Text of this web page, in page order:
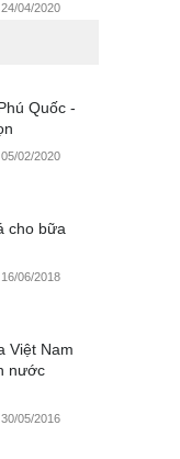
24/04/2020
25/04/2020
vinh
Quốc -
05/02/2020
cho bữa
16/06/2018
Việt Nam
nước
30/05/2016